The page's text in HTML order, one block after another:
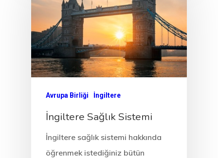
Avrupa Birliği İngiltere
İngiltere Sağlık Sistemi
İngiltere sağlık sistemi hakkında
öğrenmek istediğiniz bütün
Vize Programı
Veri Politikası
Yunanistan
Gayrimenkul
Golden Visa